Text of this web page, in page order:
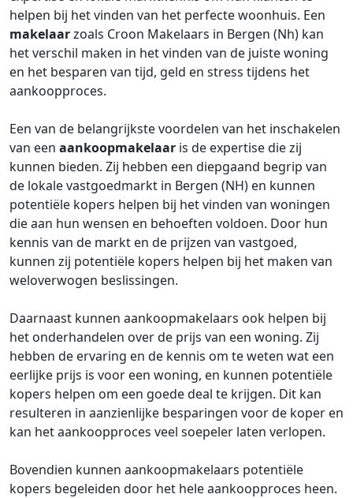
helpen bij het vinden van het perfecte woonhuis. Een
makelaarzoals Croon Makelaars in Bergen (Nh) kan
het verschil maken in het vinden van de juiste woning
en het besparen van tijd, geld en stress tijdens het
aankoopproces.
Een van de belangrijkste voordelen van het inschakelen
van een aankoopmakelaar is de expertise die zij
kunnen bieden. Zij hebben een diepgaand begrip van
de lokale vastgoedmarkt in Bergen (NH) en kunnen
potentiële kopers helpen bij het vinden van woningen
die aan hun wensen en behoeften voldoen. Door hun
kennis van de markt en de prijzen van vastgoed,
kunnen zij potentiële kopers helpen bij het maken van
weloverwogen beslissingen.
Daarnaast kunnen aankoopmakelaars ook helpen bij
het onderhandelen over de prijs van een woning. Zij
hebben de ervaring en de kennis om te weten wat een
eerlijke prijs is voor een woning, en kunnen potentiële
kopers helpen om een goede deal te krijgen. Dit kan
resulteren in aanzienlijke besparingen voor de koper en
kan het aankoopproces veel soepeler laten verlopen.
Bovendien kunnen aankoopmakelaars potentiële
kopers begeleiden door het hele aankoopproces heen.